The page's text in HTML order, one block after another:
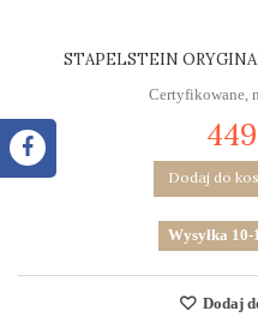
STAPELSTEIN
Certyfikowane,
Dodaj do
Wysyłka
Dodaj